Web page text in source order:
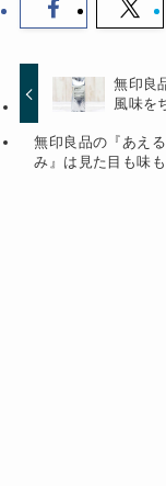
無印良
風味を
無印良品の『あえ
み』は見た目も味